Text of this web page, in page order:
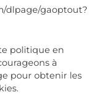
dlpage/gaoptout?
politique en
à
pour obtenir les